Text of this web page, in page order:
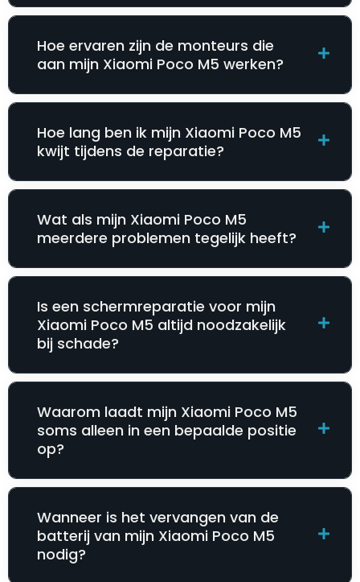
Hoe ervaren zijn de monteurs die
aan mijn Xiaomi Poco M5 werken?
Hoe lang ben ik mijn Xiaomi Poco M5
kwijt tijdens de reparatie?
Wat als mijn Xiaomi Poco M5
meerdere problemen tegelijk heeft?
Is een schermreparatie voor mijn
Xiaomi Poco M5 altijd noodzakelijk
bij schade?
Waarom laadt mijn Xiaomi Poco M5
soms alleen in een bepaalde positie
op?
Wanneer is het vervangen van de
batterij van mijn Xiaomi Poco M5
nodig?